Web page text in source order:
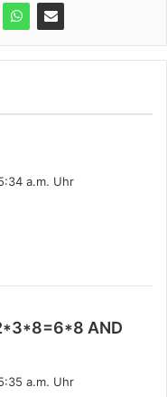
a.m. Uhr
AND
a.m. Uhr